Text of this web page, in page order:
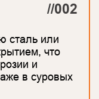
//002
сталь или
что
и
в суровых